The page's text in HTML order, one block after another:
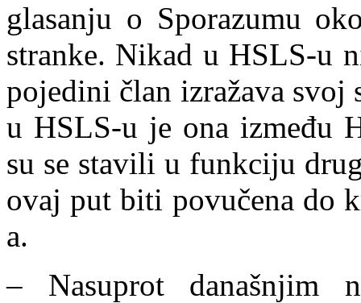
glasanju o Sporazumu
stranke. Nikad u HSLS-u
pojedini član izražava svoj
u HSLS-u je ona između
su se stavili u funkciju
ovaj put biti povučena do
a.
– Nasuprot današnjim